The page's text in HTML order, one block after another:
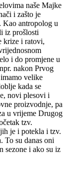
naše Majke
i zašto je
Kao antropolog u
iz prošlosti
krize i ratovi,
i do promjene u
nakon Prvog
velike
kada se
novi plesovi i
proizvodnje, pa
u vrijeme Drugog
tzv.
je i potekla i tzv.
To su danas oni
sezone i ako su iz